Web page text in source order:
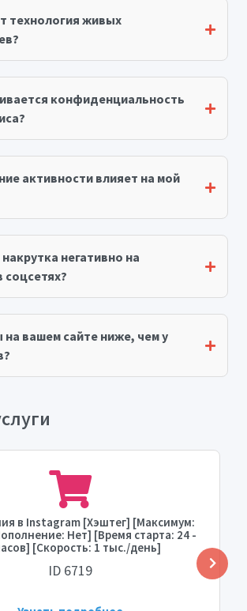
технология живых
конфиденциальность
активности влияет на мой
негативно на
соцсетях?
вашем сайте ниже, чем у
в Instagram [Хэштег] [Максимум:
Нет] [Время старта: 24 -
[Скорость: 1 тыс./день]
ID 6719